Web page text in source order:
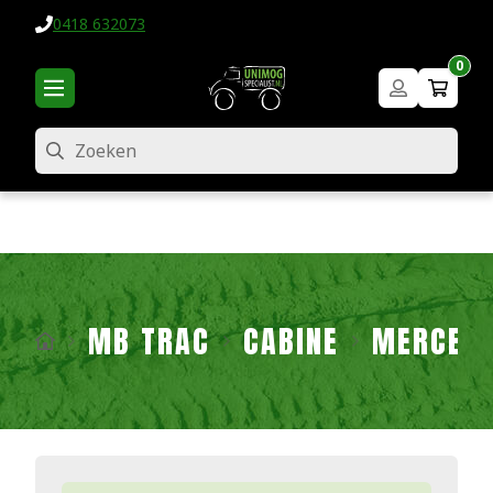
0418 632073
0
Zoeken
MB TRAC CABINE